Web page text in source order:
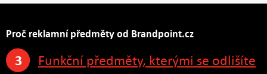
Proč reklamní předměty od Brandpoint.cz
3
Funkční předměty, kterými se odlišíte